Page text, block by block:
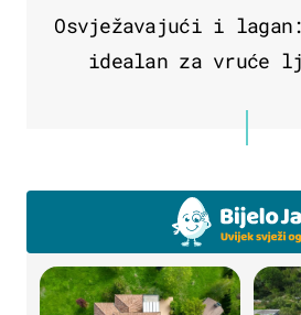
Osvježavajući i
idealan za vruće